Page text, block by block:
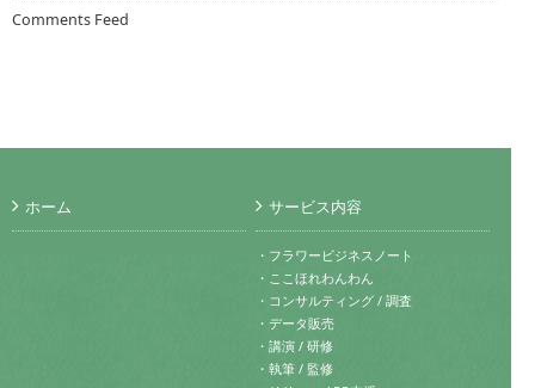
Comments Feed
ホーム サービス内容
・フラワービジネスノート
・ここほれわんわん
・コンサルティング / 調査
・データ販売
・講演 / 研修
・執筆 / 監修